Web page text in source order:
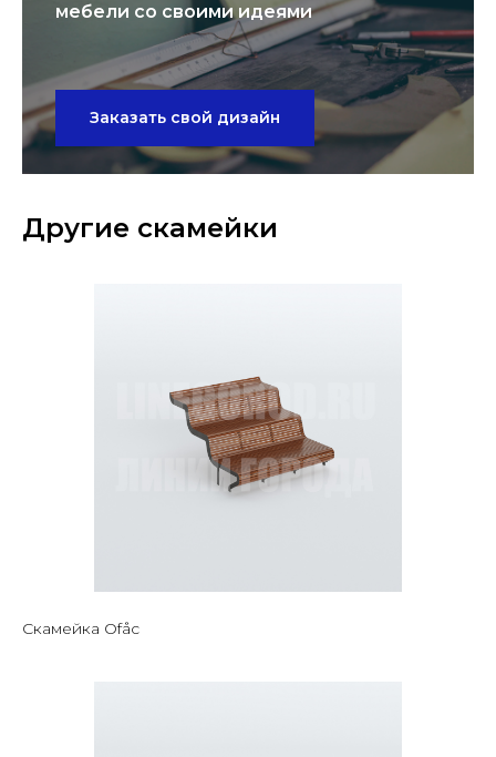
мебели со своими идеями
Заказать свой дизайн
Другие скамейки
Скамейка Ofåc